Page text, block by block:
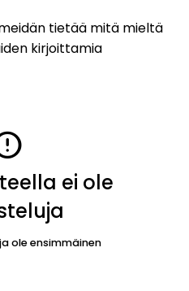
tietää mitä mieltä
kirjoittamia
ei ole
ole ensimmäinen